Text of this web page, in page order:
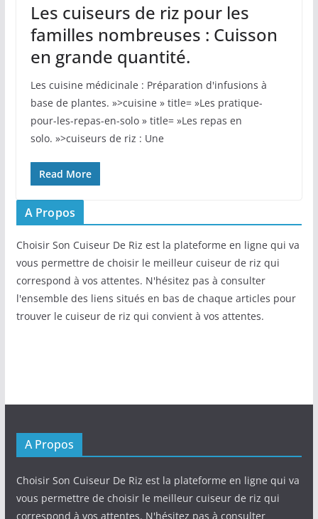
Les cuiseurs de riz pour les
familles nombreuses : Cuisson
en grande quantité.
Les cuisine médicinale : Préparation d'infusions à
base de plantes. »>cuisine » title= »Les pratique-
pour-les-repas-en-solo » title= »Les repas en
solo. »>cuiseurs de riz : Une
Read More
A Propos
Choisir Son Cuiseur De Riz est la plateforme en ligne qui va
vous permettre de choisir le meilleur cuiseur de riz qui
correspond à vos attentes. N'hésitez pas à consulter
l'ensemble des liens situés en bas de chaque articles pour
trouver le cuiseur de riz qui convient à vos attentes.
A Propos
Choisir Son Cuiseur De Riz est la plateforme en ligne qui va
vous permettre de choisir le meilleur cuiseur de riz qui
correspond à vos attentes. N'hésitez pas à consulter